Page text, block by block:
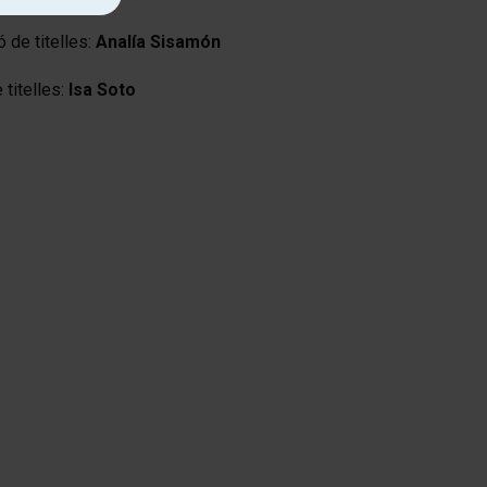
de titelles: Analía Sisamón
titelles: Isa Soto